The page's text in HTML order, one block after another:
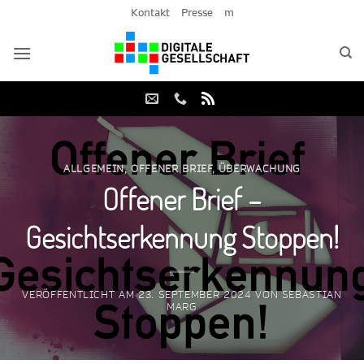
springen
Kontakt Presse m
ALLGEMEIN,OFFENER BRIEF,ÜBERWACHUNG
Offener Brief –
Gesichtserkennung Stoppen!
VERÖFFENTLICHT AM23. SEPTEMBER 2024 VONSEBASTIAN
MARG